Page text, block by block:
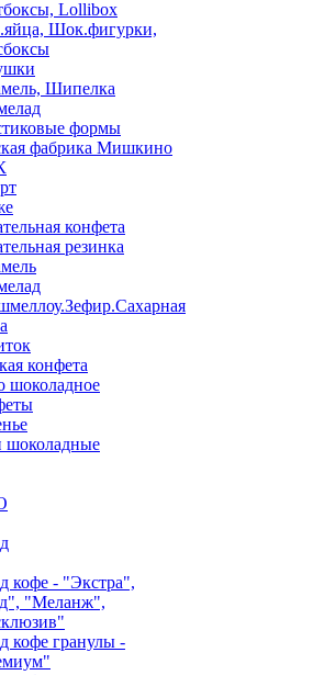
Lollibox
Шок.фигурки,
Шипелка
формы
фабрика Мишкино
конфета
резинка
конфета
шоколадное
шоколадные
кофе - "Экстра",
"Меланж",
кофе гранулы -